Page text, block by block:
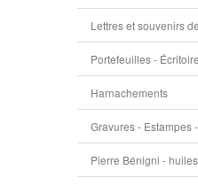
Lettres et souvenirs
Portefeuilles -
Harnachements
Gravures - Estampes
Pierre Bénigni -